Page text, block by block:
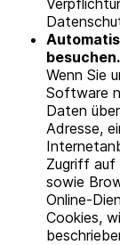
besuchen.
Wenn Sie
Software
Daten
Adresse,
Zugriff auf
sowie
Online-
Cookies,